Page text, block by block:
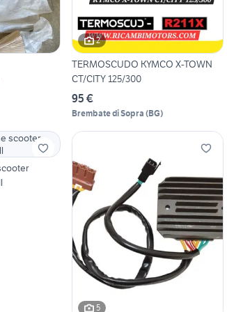
2
TERMOSCUDO KYMCO X-TOWN
CT/CITY 125/300
95 €
Brembate di Sopra (BG)
5